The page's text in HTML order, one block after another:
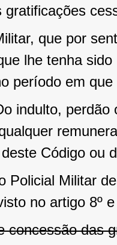
gratificações
que por
lhe tenha
período em
indulto, perdão
Código ou
Policial Militar
no artigo 8º
concessão das